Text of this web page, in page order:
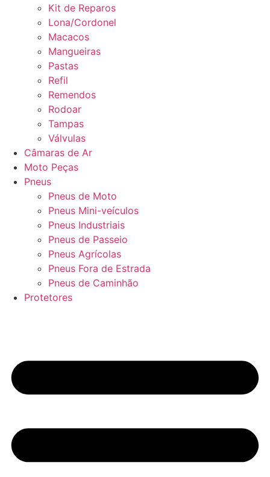
Kit de Reparos
Lona/Cordonel
Macacos
Mangueiras
Pastas
Refil
Remendos
Rodoar
Tampas
Válvulas
Câmaras de Ar
Moto Peças
Pneus
Pneus de Moto
Pneus Mini-veículos
Pneus Industriais
Pneus de Passeio
Pneus Agrícolas
Pneus Fora de Estrada
Pneus de Caminhão
Protetores